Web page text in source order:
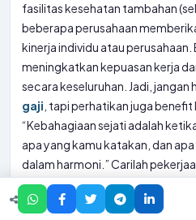
fasilitas kesehatan tambahan
beberapa perusahaan
kinerja individu atau
meningkatkan kepuasan kerja
secara keseluruhan. Jadi,
gaji , tapi perhatikan juga
“Kebahagiaan sejati adalah
apa yang kamu katakan, dan
dalam harmoni.” Carilah
memberikangajiyang baik, tapi
mendukungmu untuk